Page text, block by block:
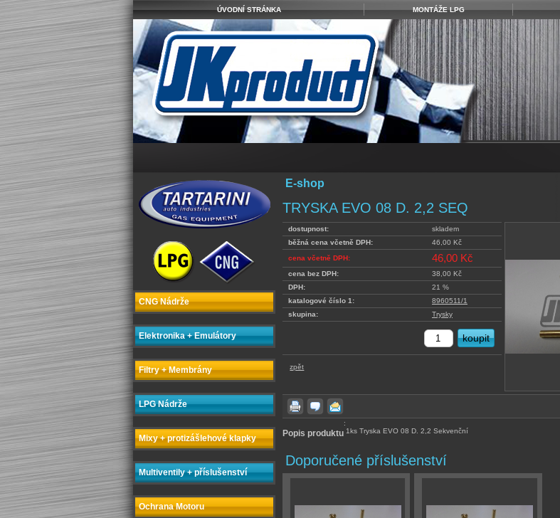
ÚVODNÍ STRÁNKA MONTÁŽE LPG
CNG Nádrže
Elektronika + Emulátory
Filtry + Membrány
LPG Nádrže
Mixy + protizášlehové klapky
Multiventily + příslušenství
Ochrana Motoru
E-shop
TRYSKA EVO 08 D. 2,2 SEQ
dostupnost:
skladem
běžná cena včetně DPH:
46,00 Kč
cena včetně DPH:
46,00 Kč
cena bez DPH:
38,00 Kč
DPH:
21 %
katalogové číslo 1:
8960511/1
skupina:
Trysky
zpět
Popis produktu
:
1ks Tryska EVO 08 D. 2,2 Sekvenční
Doporučené příslušenství